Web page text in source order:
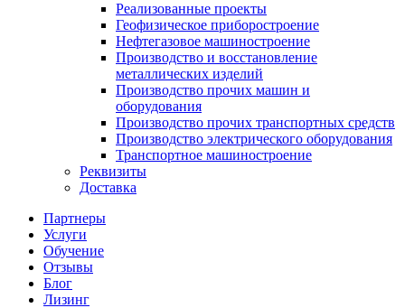
Реализованные проекты
Геофизическое приборостроение
Нефтегазовое машиностроение
Производство и восстановление
металлических изделий
Производство прочих машин и
оборудования
Производство прочих транспортных средств
Производство электрического оборудования
Транспортное машиностроение
Реквизиты
Доставка
Партнеры
Услуги
Обучение
Отзывы
Блог
Лизинг